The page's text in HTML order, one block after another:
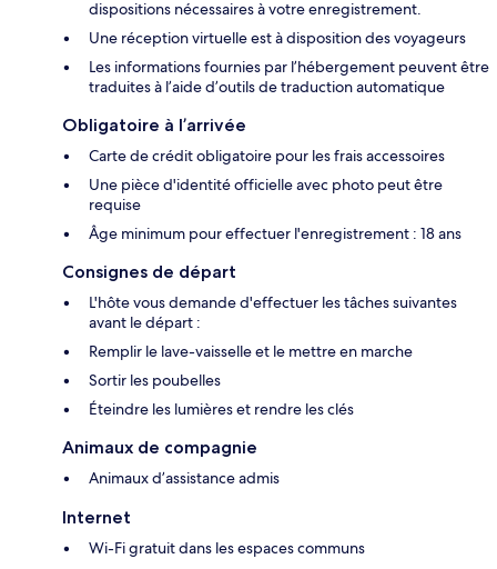
dispositions nécessaires à votre enregistrement.
Une réception virtuelle est à disposition des voyageurs
Les informations fournies par l’hébergement peuvent être
traduites à l’aide d’outils de traduction automatique
Obligatoire à l’arrivée
Carte de crédit obligatoire pour les frais accessoires
Une pièce d'identité officielle avec photo peut être
requise
Âge minimum pour effectuer l'enregistrement : 18 ans
Consignes de départ
L'hôte vous demande d'effectuer les tâches suivantes
avant le départ :
Remplir le lave-vaisselle et le mettre en marche
Sortir les poubelles
Éteindre les lumières et rendre les clés
Animaux de compagnie
Animaux d’assistance admis
Internet
Wi-Fi gratuit dans les espaces communs